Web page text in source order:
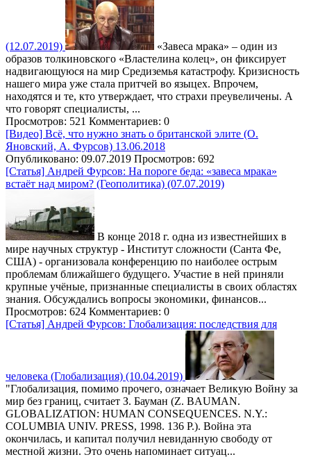
(12.07.2019)
«Завеса мрака» – один из
образов толкиновского «Властелина колец», он фиксирует
надвигающуюся на мир Средиземья катастрофу. Кризисность
нашего мира уже стала притчей во языцех. Впрочем,
находятся и те, кто утверждает, что страхи преувеличены. А
что говорят специалисты, ...
Просмотров: 521 Комментариев: 0
[Видео] Всë, что нужно знать о британской элите (О.
Яновский, А. Фурсов) 13.06.2018
Опубликовано: 09.07.2019 Просмотров: 692
[Статья] Андрей Фурсов: На пороге беда: «завеса мрака»
встаёт над миром? (Геополитика) (07.07.2019)
В конце 2018 г. одна из известнейших в
мире научных структур - Институт сложности (Санта Фе,
США) - организовала конференцию по наиболее острым
проблемам ближайшего будущего. Участие в ней приняли
крупные учёные, признанные специалисты в своих областях
знания. Обсуждались вопросы экономики, финансов...
Просмотров: 624 Комментариев: 0
[Статья] Андрей Фурсов: Глобализация: последствия для
человека (Глобализация) (10.04.2019)
"Глобализация, помимо прочего, означает Великую Войну за
мир без границ, считает З. Бауман (Z. BAUMAN.
GLOBALIZATION: HUMAN CONSEQUENCES. N.Y.:
COLUMBIA UNIV. PRESS, 1998. 136 P.). Война эта
окончилась, и капитал получил невиданную свободу от
местной жизни. Это очень напоминает ситуац...